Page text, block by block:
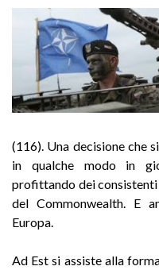
(116). Una decisione che
in qualche modo in
profittando dei
del Commonwealth. E
Europa.
Ad Est si assiste alla